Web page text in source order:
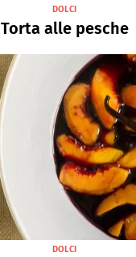
DOLCI
Torta alle pesche
DOLCI